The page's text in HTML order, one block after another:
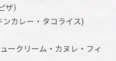
）
ンカレー・タコライス)
ークリーム・カヌレ・フィ